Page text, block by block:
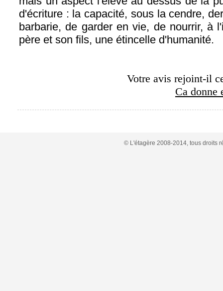
d'écriture : la capacité, sous la cendre,
barbarie, de garder en vie, de nourrir, à
père et son fils, une étincelle d'humanité.
Votre avis rejoint-il
Ca donne
© L'étagère 2008-2014, tous droits